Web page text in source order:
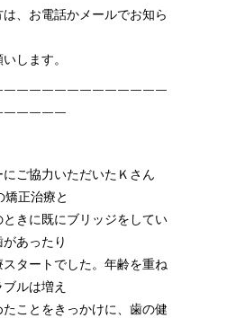
、お電話かメールでお知ら
します。
￣￣￣￣￣￣￣￣￣￣￣￣
￣￣￣￣
ご協力いただいたＫさん
矯正治療と
きに既にブリッジをしてい
あったり
タートでした。年齢を重ね
ルは増え
ことをきっかけに、歯の健